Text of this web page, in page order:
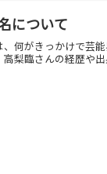
について
何がきっかけで芸
梨臨さんの経歴や